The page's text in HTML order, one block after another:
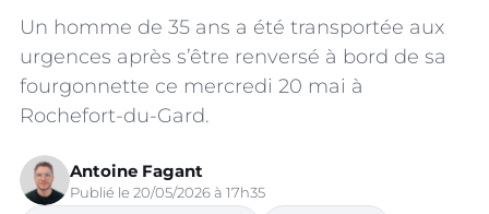
Un homme de 35 ans a été transportée aux
urgences après s’être renversé à bord de sa
fourgonnette ce mercredi 20 mai à
Rochefort-du-Gard.
Antoine Fagant
Publié le 20/05/2026 à 17h35